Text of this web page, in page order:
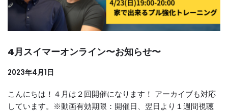
4月スイマーオンライン〜お知らせ〜
2023年4月1日
こんにちは！４月は２回開催になります！ アーカイブも対応
しています。※動画有効期限：開催日、翌日より１週間視聴